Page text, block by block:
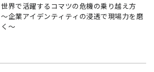
世界で活躍するコマツの危機の乗り越え方
〜企業アイデンティティの浸透で現場力を磨
く〜